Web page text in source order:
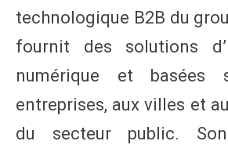
technologique B2B du
fournit des solutions
numérique et basées
entreprises, aux villes et
du secteur public.